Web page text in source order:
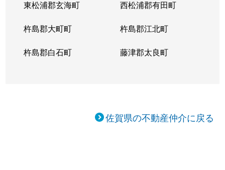
東松浦郡玄海町 西松浦郡有田町
杵島郡大町町 杵島郡江北町
杵島郡白石町 藤津郡太良町
佐賀県の不動産仲介に戻る